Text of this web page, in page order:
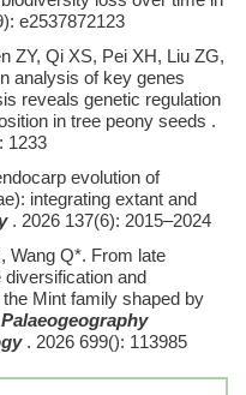
123(29): e2537872123
ZY, Qi XS, Pei XH, Liu ZG,
analysis of key genes
reveals genetic regulation
in tree peony seeds .
26(1): 1233
evolution of
integrating extant and
. 2026
137(6): 2015–2024
Wang Q*. From late
and
Mint family shaped by
Palaeogeography
. 2026 699(): 113985